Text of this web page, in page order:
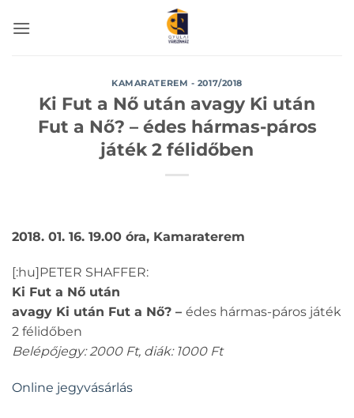
KAMARATEREM - 2017/2018
Ki Fut a Nő után avagy Ki után
Fut a Nő? – édes hármas-páros
játék 2 félidőben
2018. 01. 16. 19.00 óra, Kamaraterem
[:hu]PETER SHAFFER:
Ki Fut a Nő után
avagy Ki után Fut a Nő? – édes hármas-páros játék
2 félidőben
Belépőjegy: 2000 Ft, diák: 1000 Ft
Online jegyvásárlás